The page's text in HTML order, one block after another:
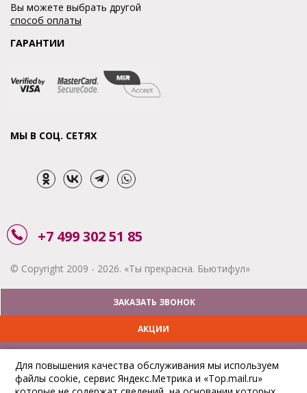
Вы можете выбрать другой
способ оплаты
ГАРАНТИИ
МЫ В СОЦ. СЕТЯХ
+7 499 302 51 85
© Copyright 2009 - 2026. «Ты прекрасна. Бьютифул»
ЗАКАЗАТЬ ЗВОНОК
АКЦИИ
ОПЛАТА
Для повышения качества обслуживания мы используем
файлы cookie, сервис Яндекс.Метрика и «Top.mail.ru»